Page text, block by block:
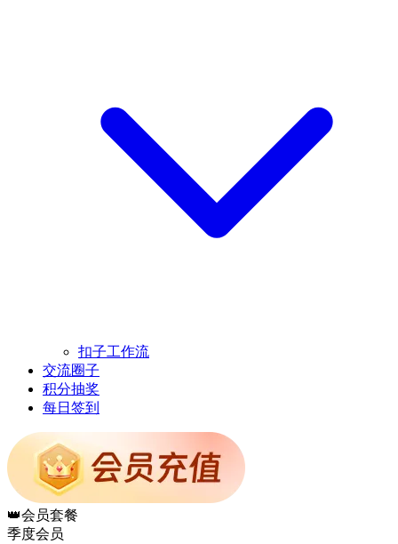
扣子工作流
交流圈子
积分抽奖
每日签到
👑会员套餐
季度会员